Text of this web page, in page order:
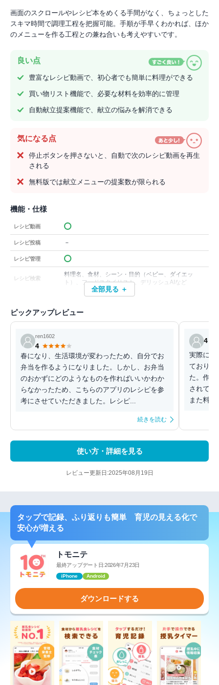
画面のスクロールやレシピ本をめくる手間がなく、ちょっとした
スキマ時間で調理工程を把握可能。手順が手早くわかれば、ほか
のメニューを作る工程との兼ね合いも考えやすいです。
良い点
豊富なレシピ動画で、初心者でも簡単に料理ができる
買い物リスト機能で、必要な材料を効率的に管理
自動献立提案機能で、献立の悩みを解消できる
気になる点
停止ボタンを押さないと、自動で次のレシピ動画を再生
される
無料版では献立メニューの提案数が限られる
機能・仕様
レシピ動画
レシピ投稿 －
レシピ管理
レシピ検索
料理名、食材、シーン・目的（ベビー、ダイエッ
ト）、フードスタイリスト、デリッシュAIなど
全部見る ＋
ピックアップレビュー
ren1602
4
春になり、生活環境が変わったため、自分でお
弁当を作るようになりました。しかし、お弁当
のおかずにどのようなものを作ればいいかわか
らなかったため、こちらのアプリのレシピを参
考にさせていただきました。レシピ...
続きを読む
4
実際に利
ており初
た。作り
されてい
また料
使い方・詳細を見る
レビュー更新日:2025年08月19日
タップで記録、ふり返りも簡単 育児の見える化で
安心が増える
トモニテ
最終アップデート日:2026年7月23日
iPhone Android
ダウンロードする